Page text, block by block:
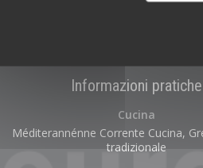
Informazioni pratiche
Cucina
Méditerannénne Corrente Cucina,
tradizionale